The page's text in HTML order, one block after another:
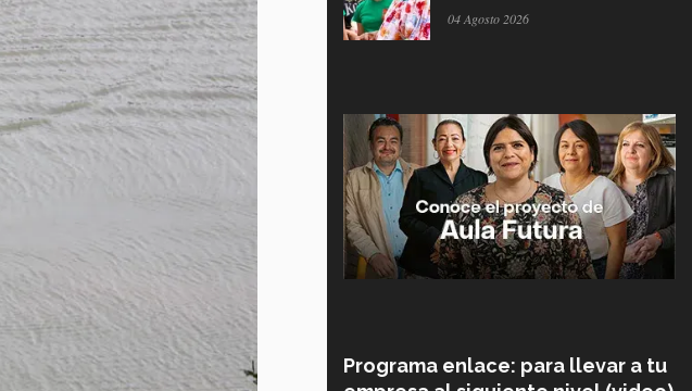
04 Agosto 2026
Programa enlace: para llevar a tu